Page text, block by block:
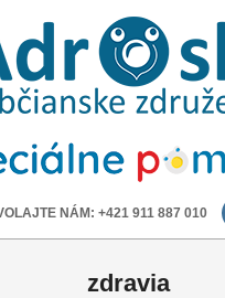
NÁM: +421 911 887 010
zdravia